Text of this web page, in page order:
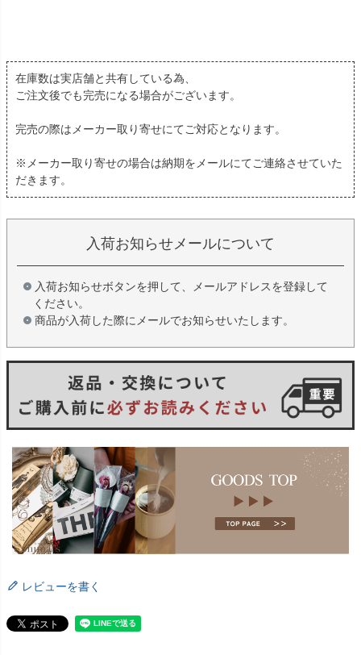
在庫数は実店舗と共有している為、
ご注文後でも完売になる場合がございます。
完売の際はメーカー取り寄せにてご対応となります。
※メーカー取り寄せの場合は納期をメールにてご連絡させていた
だきます。
入荷お知らせメールについて
入荷お知らせボタンを押して、メールアドレスを登録して
ください。
商品が入荷した際にメールでお知らせいたします。
レビューを書く